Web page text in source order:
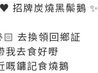
招牌炭燒黑鬃鵝 ✨
去換領回鄉証
我去食好嘢
嘅鏞記食燒鵝